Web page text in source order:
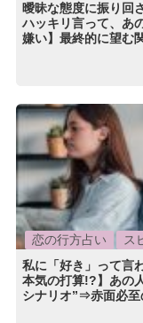
曖昧な態度に振り回
ハッキリ言って、あ
嫌い】最終的に望む
恋の行方占い
ス
私に「好き」って言
本気の打算!?】あの
シナリオ”⇒赤面必至